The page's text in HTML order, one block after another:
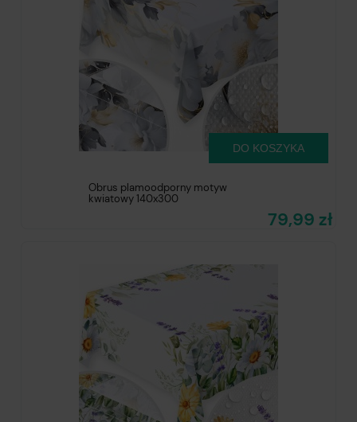
Obrus plamoodporny motyw
kwiatowy 140x300
79,99 zł
DO KOSZYKA